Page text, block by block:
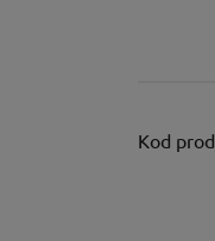
Kod